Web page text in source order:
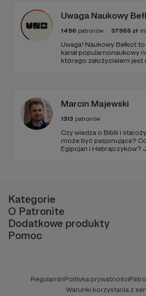
Uwaga Naukowy
1496 patronów 37955 zł
Uwaga! Naukowy Bełkot
kanał popularnonaukowy
którego założycielem jest
Marcin Majewski
1313 patronów
Czy wiedza o Biblii i
może być pasjonująca?
Egipcjan i Hebrajczyków?
Kategorie
O Patronite
Dodatkowe produkty
Pomoc
RegulaminPolityka prywatności
Warunki korzystania z